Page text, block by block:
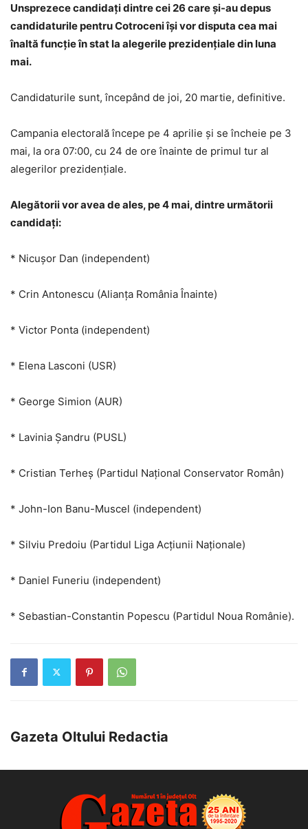
Unsprezece candidaţi dintre cei 26 care şi-au depus
candidaturile pentru Cotroceni îşi vor disputa cea mai
înaltă funcţie în stat la alegerile prezidenţiale din luna
mai.
Candidaturile sunt, începând de joi, 20 martie, definitive.
Campania electorală începe pe 4 aprilie şi se încheie pe 3
mai, la ora 07:00, cu 24 de ore înainte de primul tur al
alegerilor prezidențiale.
Alegătorii vor avea de ales, pe 4 mai, dintre următorii
candidaţi:
* Nicuşor Dan (independent)
* Crin Antonescu (Alianţa România Înainte)
* Victor Ponta (independent)
* Elena Lasconi (USR)
* George Simion (AUR)
* Lavinia Şandru (PUSL)
* Cristian Terheş (Partidul Naţional Conservator Român)
* John-Ion Banu-Muscel (independent)
* Silviu Predoiu (Partidul Liga Acţiunii Naţionale)
* Daniel Funeriu (independent)
* Sebastian-Constantin Popescu (Partidul Noua Românie).
Gazeta Oltului Redactia